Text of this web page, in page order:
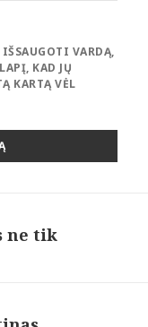
VARDĄ,
KAD JŲ
KARTĄ VĖL
ne tik